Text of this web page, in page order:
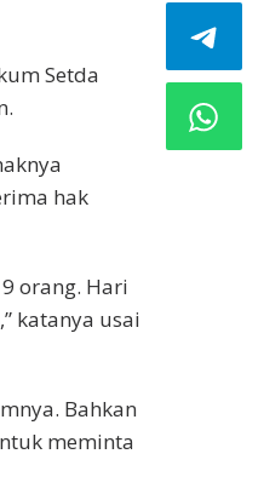
Setda
hak
orang. Hari
katanya usai
Bahkan
meminta